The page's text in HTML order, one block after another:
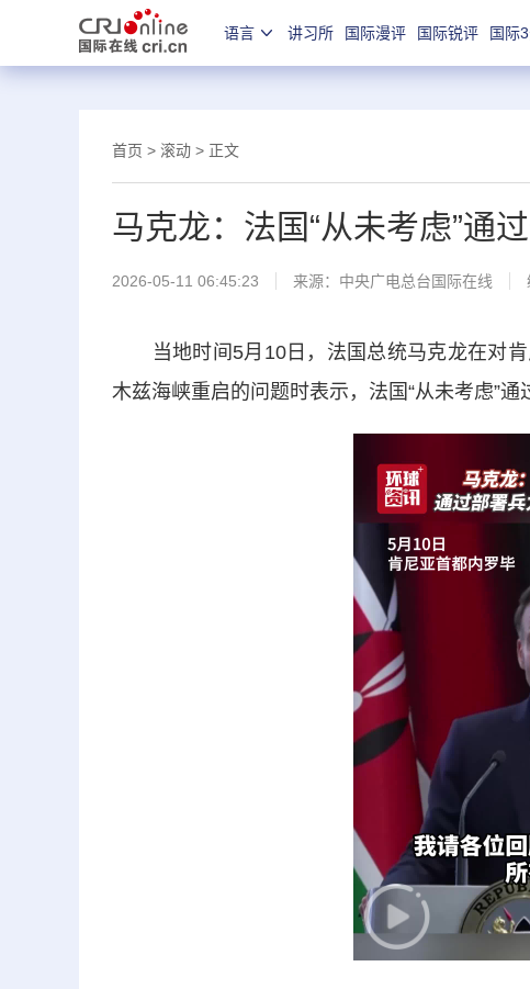
语言 讲习所 国际漫评 国际锐评 国际
首页 > 滚动 > 正文
马克龙：法国“从未考虑”通
2026-05-11 06:45:23 来源：中央广电总台国际在线
当地时间5月10日，法国总统马克龙在对肯
木兹海峡重启的问题时表示，法国“从未考虑”通